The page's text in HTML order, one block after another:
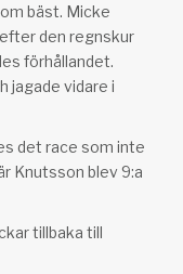
bäst. Micke
den regnskur
förhållandet.
jagade vidare i
det race som inte
Knutsson blev 9:a
tillbaka till